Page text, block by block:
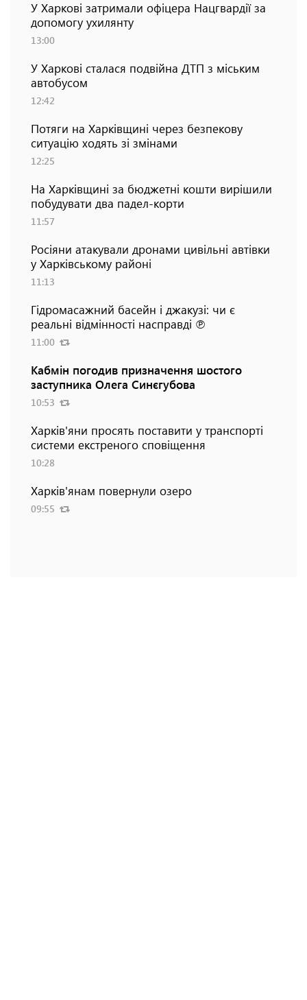
У Харкові затримали офіцера Нацгвардії за
допомогу ухилянту
13:00
У Харкові сталася подвійна ДТП з міським
автобусом
12:42
Потяги на Харківщині через безпекову
ситуацію ходять зі змінами
12:25
На Харківщині за бюджетні кошти вирішили
побудувати два падел-корти
11:57
Росіяни атакували дронами цивільні автівки
у Харківському районі
11:13
Гідромасажний басейн і джакузі: чи є
реальні відмінності насправді ℗
11:00
Кабмін погодив призначення шостого
заступника Олега Синєгубова
10:53
Харків'яни просять поставити у транспорті
системи екстреного сповіщення
10:28
Харків'янам повернули озеро
09:55